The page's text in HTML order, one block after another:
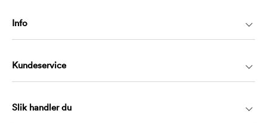
Info
Kundeservice
Slik handler du